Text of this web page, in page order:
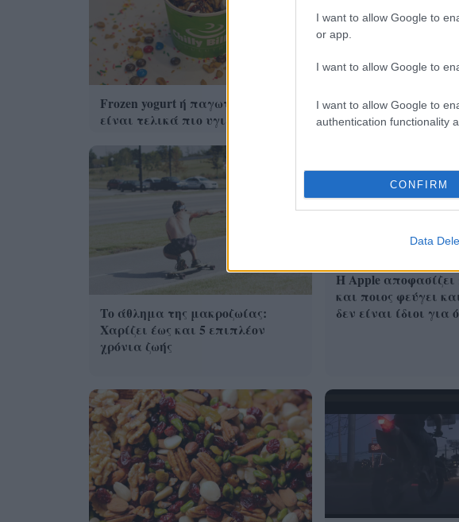
I want to allow Google to
or app.
I want to allow Google to
I want to allow Google to
authentication functionality
CONFIRM
Data
Frozen yogurt ή παγωτό; Ποιο
είναι τελικά πιο υγιεινό
Η OpenAI σταματά
αινίγματα
Το άθλημα της μακροζωίας:
Χαρίζει έως και 5 επιπλέον
χρόνια ζωής
Η Apple αποφασίζει
και ποιος φεύγει
δεν είναι ίδιοι για